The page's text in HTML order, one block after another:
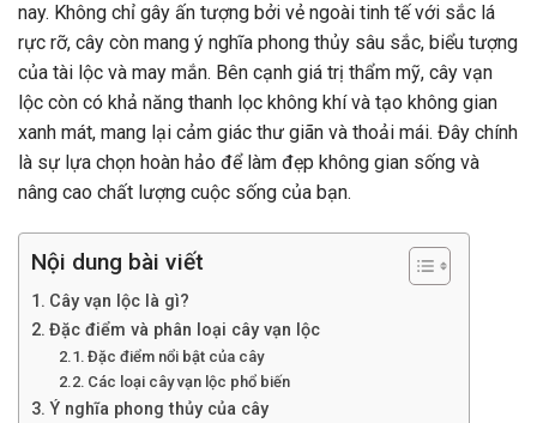
nay. Không chỉ gây ấn tượng bởi vẻ ngoài tinh tế với sắc lá
rực rỡ, cây còn mang ý nghĩa phong thủy sâu sắc, biểu tượng
của tài lộc và may mắn. Bên cạnh giá trị thẩm mỹ, cây vạn
lộc còn có khả năng thanh lọc không khí và tạo không gian
xanh mát, mang lại cảm giác thư giãn và thoải mái. Đây chính
là sự lựa chọn hoàn hảo để làm đẹp không gian sống và
nâng cao chất lượng cuộc sống của bạn.
Nội dung bài viết
Cây vạn lộc là gì?
Đặc điểm và phân loại cây vạn lộc
Đặc điểm nổi bật của cây
Các loại cây vạn lộc phổ biến
Ý nghĩa phong thủy của cây